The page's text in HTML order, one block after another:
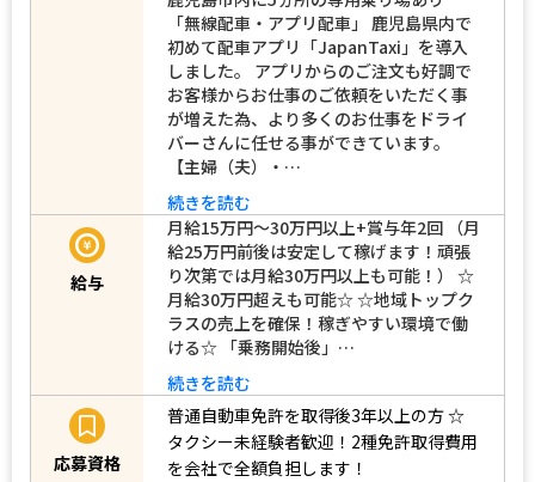
「無線配車・アプリ配車」 鹿児島県内で
初めて配車アプリ「JapanTaxi」を導入
しました。 アプリからのご注文も好調で
お客様からお仕事のご依頼をいただく事
が増えた為、より多くのお仕事をドライ
バーさんに任せる事ができています。
【主婦（夫）・…
続きを読む
給与
月給15万円～30万円以上+賞与年2回 （月
給25万円前後は安定して稼げます！頑張
り次第では月給30万円以上も可能！） ☆
月給30万円超えも可能☆ ☆地域トップク
ラスの売上を確保！稼ぎやすい環境で働
ける☆ 「乗務開始後」…
続きを読む
応募資格
普通自動車免許を取得後3年以上の方☆
タクシー未経験者歓迎！2種免許取得費用
を会社で全額負担します！